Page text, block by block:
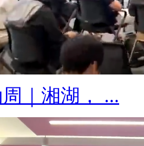
｜湘湖， ...